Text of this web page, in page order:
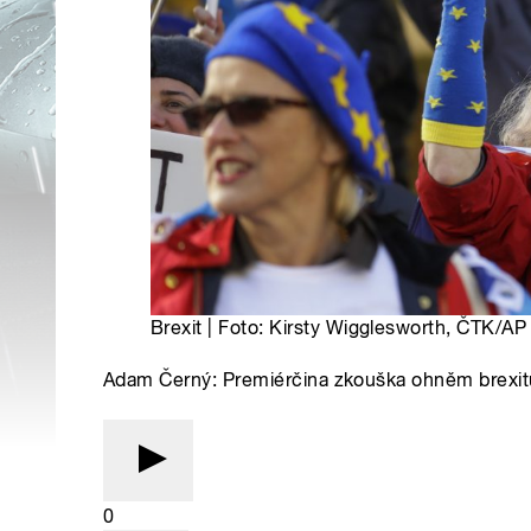
Brexit | Foto: Kirsty Wigglesworth, ČTK/AP
Adam Černý: Premiérčina zkouška ohněm
0